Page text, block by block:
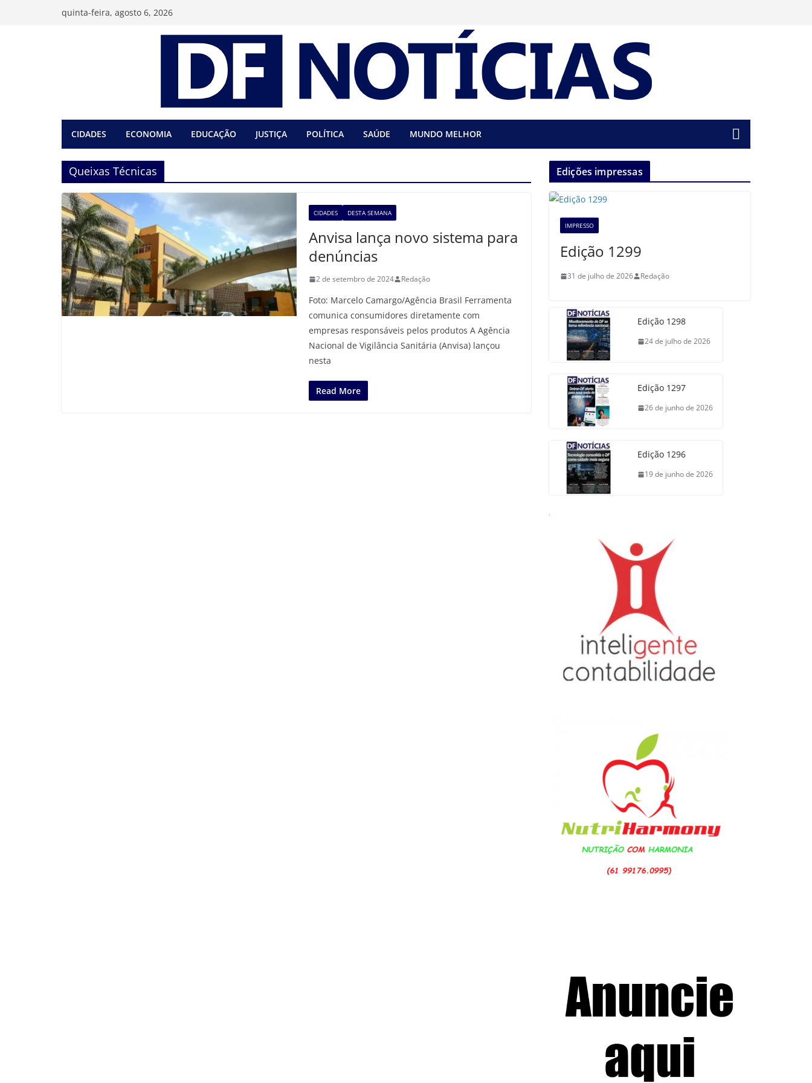
quinta-feira, agosto 6, 2026
CIDADES ECONOMIA EDUCAÇÃO JUSTIÇA POLÍTICA SAÚDE MUNDO MELHOR
Queixas Técnicas
CIDADES DESTA SEMANA
Anvisa lança novo sistema para
denúncias
2 de setembro de 2024 Redação
Foto: Marcelo Camargo/Agência Brasil Ferramenta
comunica consumidores diretamente com
empresas responsáveis pelos produtos A Agência
Nacional de Vigilância Sanitária (Anvisa) lançou
nesta
Read More
Edições impressas
IMPRESSO
Edição 1299
31 de julho de 2026 Redação
Edição 1298
24 de julho de 2026
Edição 1297
26 de junho de 2026
Edição 1296
19 de junho de 2026